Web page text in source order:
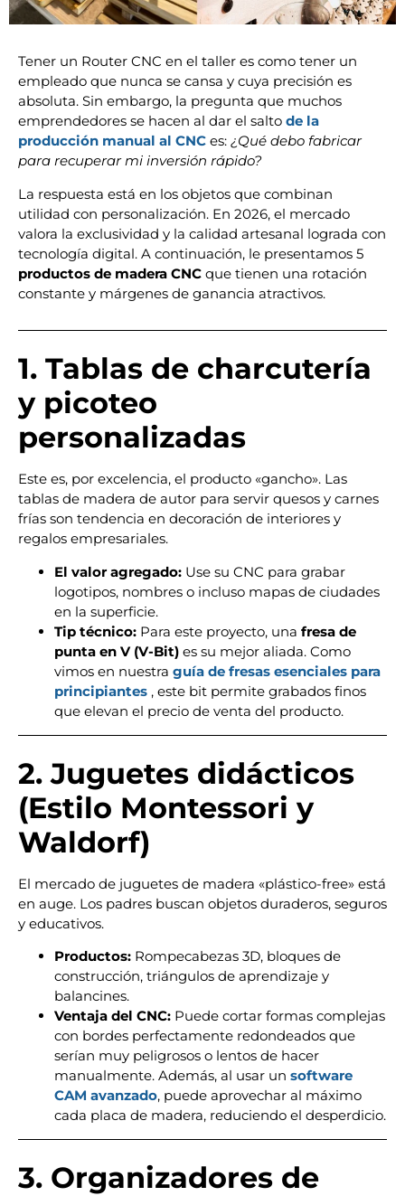
Tener un Router CNC en el taller es como tener un
empleado que nunca se cansa y cuya precisión es
absoluta. Sin embargo, la pregunta que muchos
emprendedores se hacen al dar el salto de la
producción manual al CNC es: ¿Qué debo fabricar
para recuperar mi inversión rápido?
La respuesta está en los objetos que combinan
utilidad con personalización. En 2026, el mercado
valora la exclusividad y la calidad artesanal lograda con
tecnología digital. A continuación, le presentamos 5
productos de madera CNC que tienen una rotación
constante y márgenes de ganancia atractivos.
1. Tablas de charcutería
y picoteo
personalizadas
Este es, por excelencia, el producto «gancho». Las
tablas de madera de autor para servir quesos y carnes
frías son tendencia en decoración de interiores y
regalos empresariales.
El valor agregado: Use su CNC para grabar
logotipos, nombres o incluso mapas de ciudades
en la superficie.
Tip técnico: Para este proyecto, una fresa de
punta en V (V-Bit) es su mejor aliada. Como
vimos en nuestra guía de fresas esenciales para
principiantes , este bit permite grabados finos
que elevan el precio de venta del producto.
2. Juguetes didácticos
(Estilo Montessori y
Waldorf)
El mercado de juguetes de madera «plástico-free» está
en auge. Los padres buscan objetos duraderos, seguros
y educativos.
Productos: Rompecabezas 3D, bloques de
construcción, triángulos de aprendizaje y
balancines.
Ventaja del CNC: Puede cortar formas complejas
con bordes perfectamente redondeados que
serían muy peligrosos o lentos de hacer
manualmente. Además, al usar un software
CAM avanzado, puede aprovechar al máximo
cada placa de madera, reduciendo el desperdicio.
3. Organizadores de